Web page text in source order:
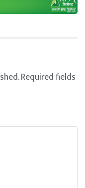
Required fields